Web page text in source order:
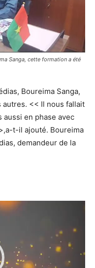
Sanga, cette formation a été
Boureima Sanga,
autres. << Il nous fallait
en phase avec
t-il ajouté. Boureima
demandeur de la